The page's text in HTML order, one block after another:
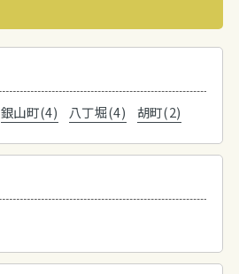
銀山町(4) 八丁堀(4) 胡町(2)